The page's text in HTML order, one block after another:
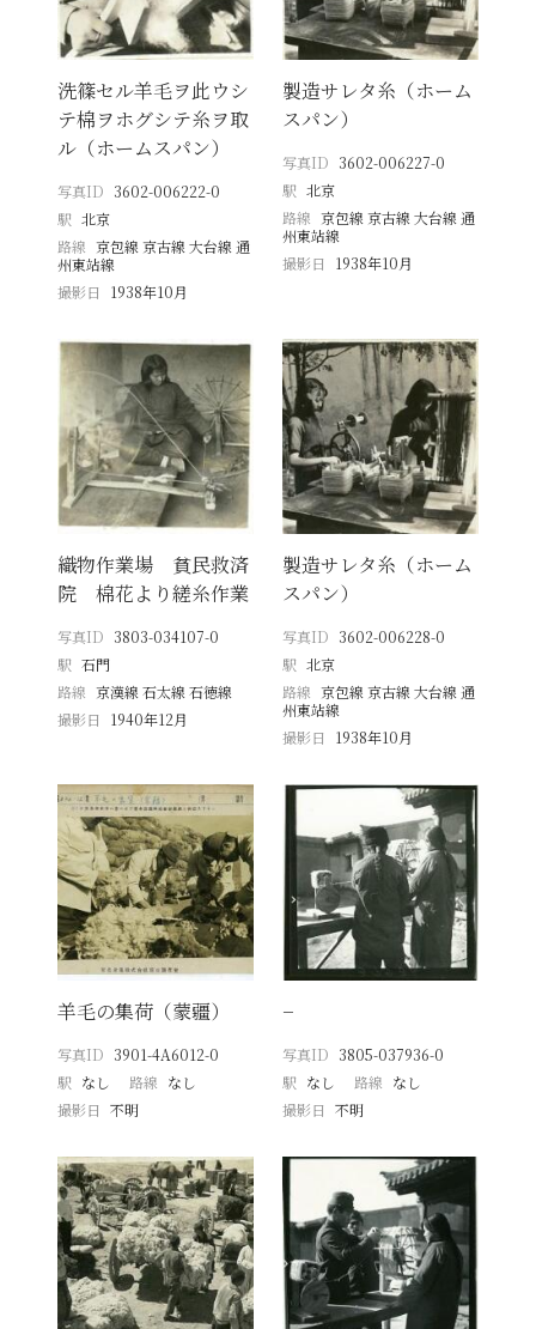
洗篠セル羊毛ヲ此ウシ
テ棉ヲホグシテ糸ヲ取
ル（ホームスパン）
写真ID 3602-006222-0
駅 北京
路線 京包線 京古線 大台線 通
州東站線
撮影日
1938年10月
製造サレタ糸（ホーム
スパン）
写真ID 3602-006227-0
駅 北京
路線 京包線 京古線 大台線 通
州東站線
撮影日
1938年10月
織物作業場 貧民救済
院 棉花より縒糸作業
写真ID 3803-034107-0
駅 石門
路線 京漢線 石太線 石徳線
撮影日
1940年12月
製造サレタ糸（ホーム
スパン）
写真ID 3602-006228-0
駅 北京
路線 京包線 京古線 大台線 通
州東站線
撮影日
1938年10月
羊毛の集荷（蒙疆）
写真ID 3901-4A6012-0
駅 なし 路線 なし
撮影日
不明
−
写真ID 3805-037936-0
駅 なし 路線 なし
撮影日 不明